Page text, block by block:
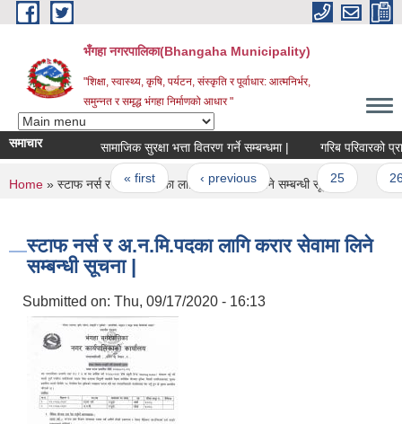
Skip to main content
भँगहा नगरपालिका(Bhangaha Municipality)
"शिक्षा, स्वास्थ्य, कृषि, पर्यटन, संस्कृति र पूर्वाधार: आत्मनिर्भर,
समुन्नत र समृद्ध भंगहा निर्माणको आधार "
समाचार सामाजिक सुरक्षा भत्ता वितरण गर्ने सम्बन्धमा | गरिब परिवारको
Pages
« first ‹ previous … 25
You are here
Home » स्टाफ नर्स र अ.न.मि.पदका लागि करार सेवामा लिने सम्बन्धी सूचना |
स्टाफ नर्स र अ.न.मि.पदका लागि करार सेवामा लिने
सम्बन्धी सूचना |
Submitted on: Thu, 09/17/2020 - 16:13